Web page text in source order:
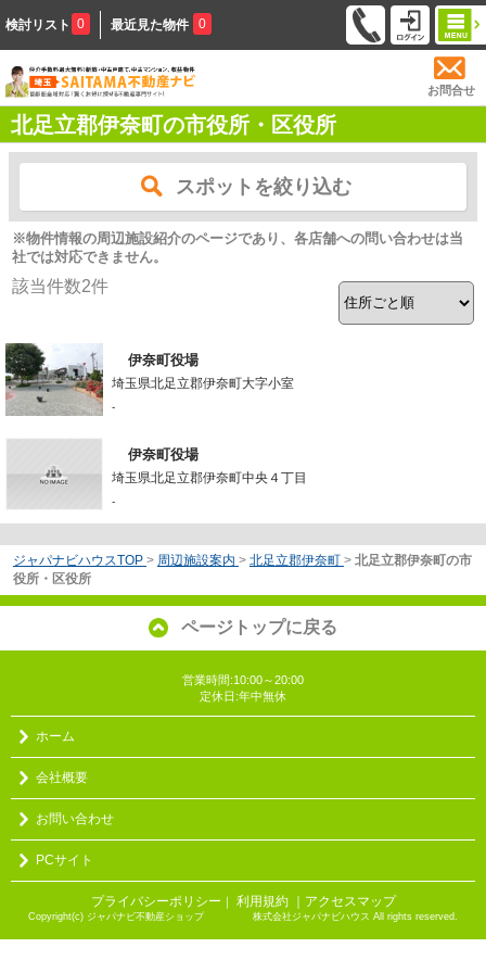
検討リスト 0 最近見た物件 0
お問合せ
北足立郡伊奈町の市役所・区役所
スポットを絞り込む
※物件情報の周辺施設紹介のページであり、各店舗への問い合わせは当
社では対応できません。
該当件数2件
伊奈町役場
埼玉県北足立郡伊奈町大字小室
-
伊奈町役場
埼玉県北足立郡伊奈町中央４丁目
-
ジャパナビハウスTOP > 周辺施設案内 > 北足立郡伊奈町 > 北足立郡伊奈町の市
役所・区役所
ページトップに戻る
営業時間:10:00～20:00
定休日:年中無休
ホーム
会社概要
お問い合わせ
PCサイト
プライバシーポリシー ｜ 利用規約 ｜アクセスマップ
Copyright(c) ジャパナビ不動産ショップ 株式会社ジャパナビハウス All rights reserved.